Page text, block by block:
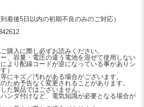
着後5日以内の初期不良のみのご対応）
購入に際し必ずお読みください。
、容量・電圧の違う電池を混ぜて使用しない
より配線コードが逆になっている事がありシ
）
にキズ／汚れがある場合がございます。
ため予告なく変更されることがあります。
た製品ではございません。
ンダ付けなど、電気知識が必要となる場合が